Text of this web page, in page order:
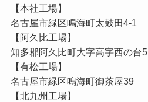
【本社工場】
名古屋市緑区鳴海町太鼓田4-1
【阿久比工場】
知多郡阿久比町大字高字西の台5
【有松工場】
名古屋市緑区鳴海町御茶屋39
【北九州工場】